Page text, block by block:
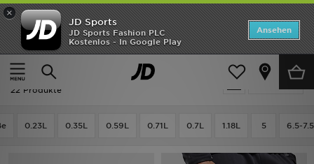
×
JD Sports
JD Sports Fashion PLC
Kostenlos - In Google Play
Ansehen
Startseite
Frauen Frauen Accessoires Sonstiges
verfeinern
Frauen - Schwarz Sonstiges
22 Produkte
0.23L 0.35L 0.59L 0.71L 0.7L 1.18L 5 6.5-7.5
Startseite
ANGEBOTE
Marken